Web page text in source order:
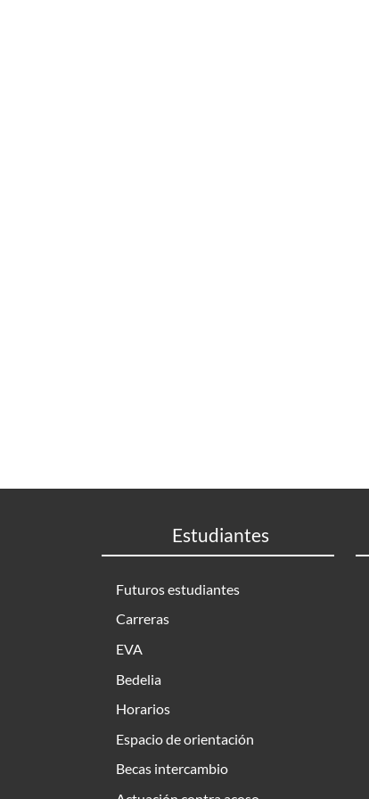
Estudiantes
Futuros estudiantes
Carreras
EVA
Bedelia
Horarios
Espacio de orientación
Becas intercambio